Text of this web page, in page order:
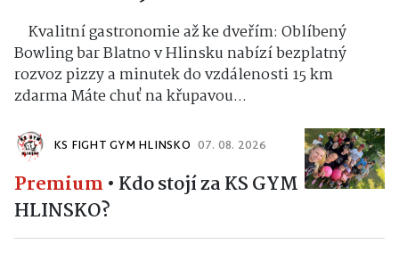
Kvalitní gastronomie až ke dveřím: Oblíbený
Bowling bar Blatno v Hlinsku nabízí bezplatný
rozvoz pizzy a minutek do vzdálenosti 15 km
zdarma Máte chuť na křupavou...
KS FIGHT GYM HLINSKO 07. 08. 2026
Premium • Kdo stojí za KS GYM
HLINSKO?